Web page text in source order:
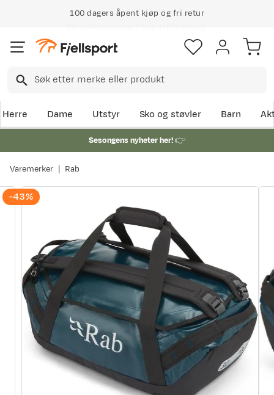
Klimakompensert lynrask levering
Herre Dame Utstyr Sko og støvler Barn
Sesongens nyheter her!👉
Varemerker Rab
-43%